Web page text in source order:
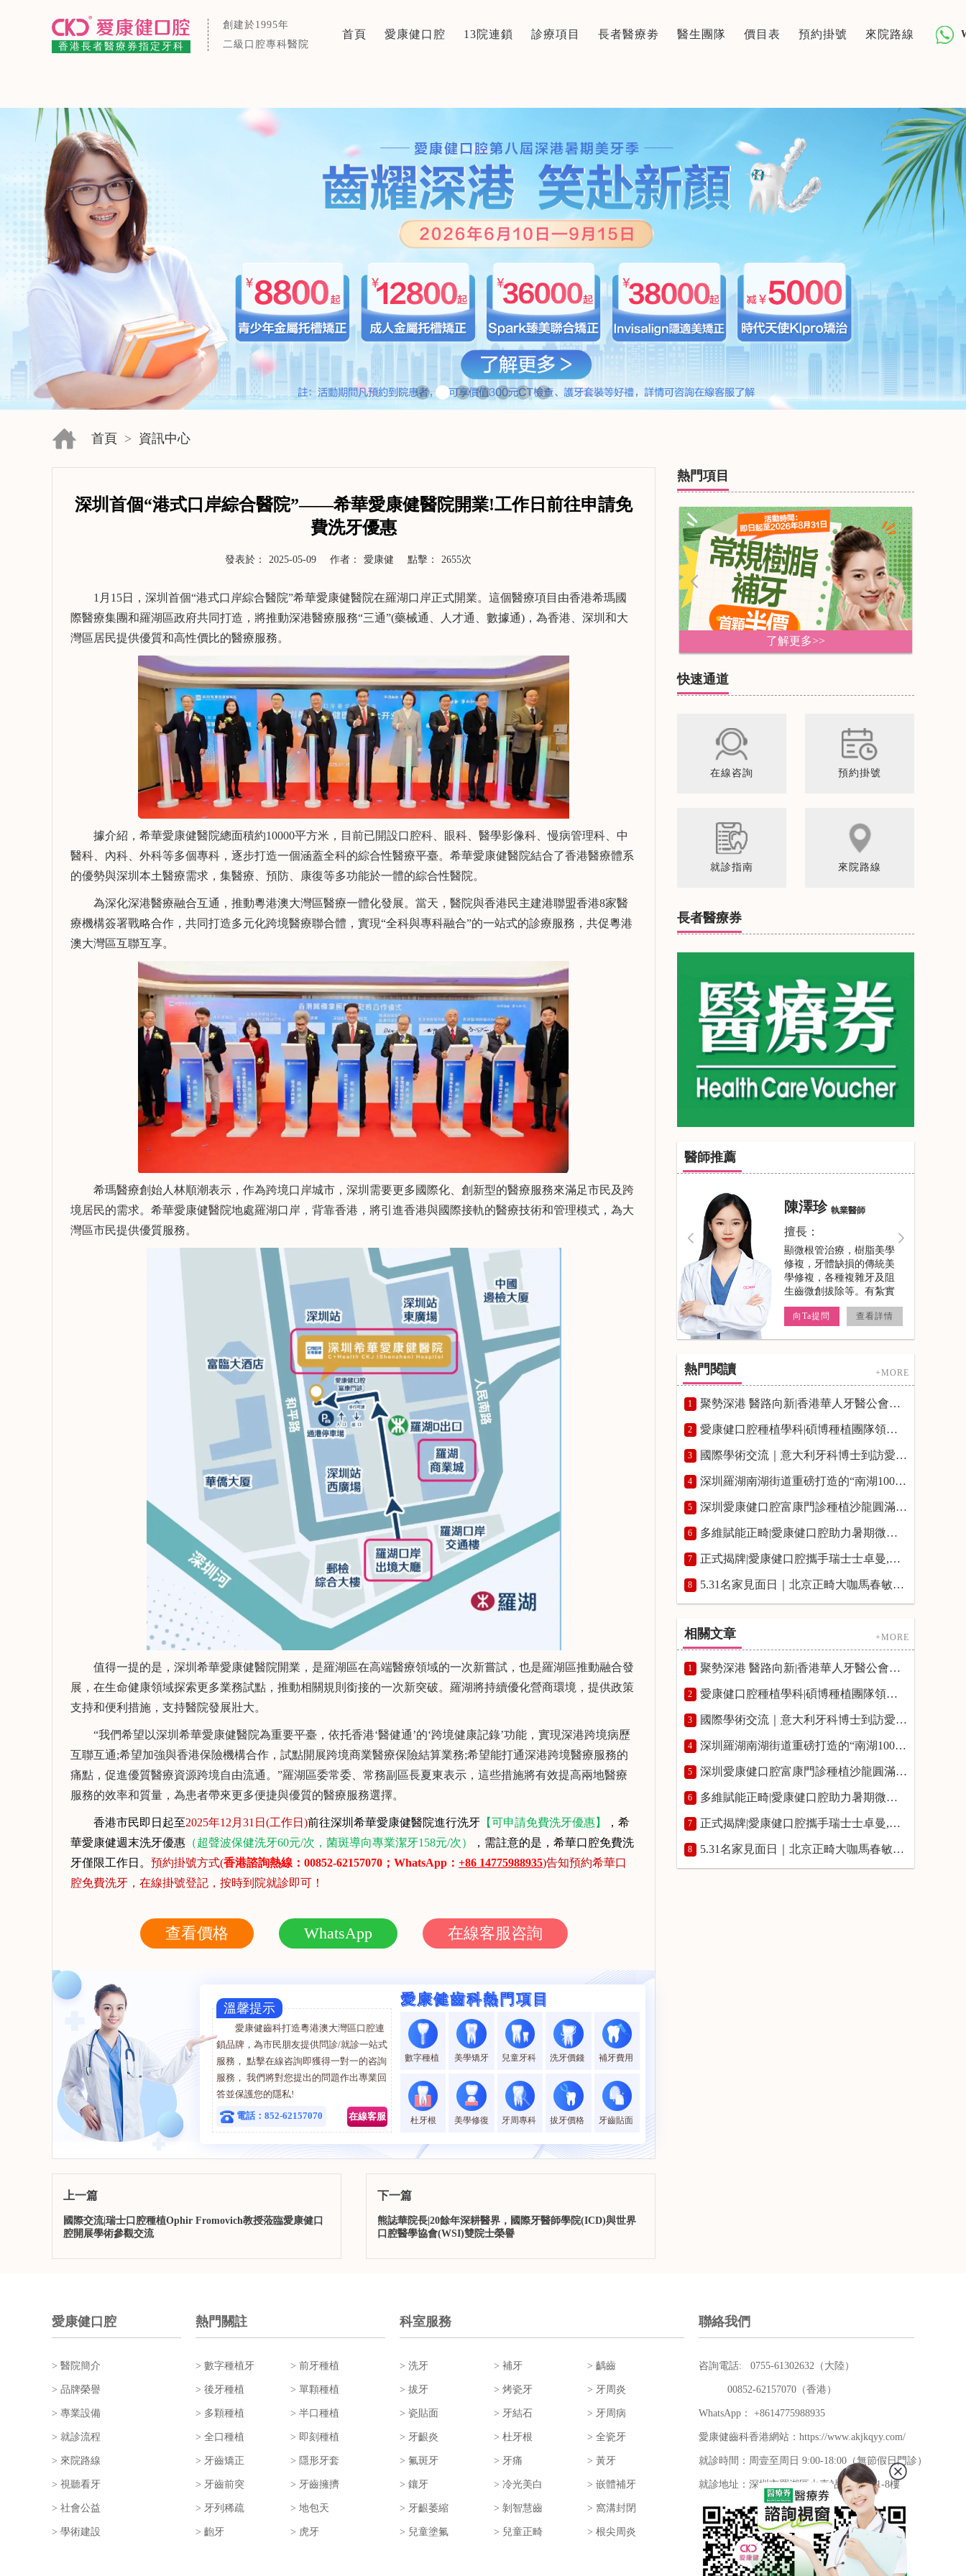
創建於1995年
二級口腔專科醫院
香港長者醫療券指定牙科
首頁 愛康健口腔 13院連鎖 診療項目 長者醫療劵 醫生團隊 價目表 預約掛號 來院路線
首頁 > 資訊中心
深圳首個“港式口岸綜合醫院”——希華愛康健醫院開業!工作日前往申請免
費洗牙優惠
發表於： 2025-05-09 作者： 愛康健 點擊： 2655次
1月15日，深圳首個“港式口岸綜合醫院”希華愛康健醫院在羅湖口岸正式開業。這個醫療項目由香港希瑪國
際醫療集團和羅湖區政府共同打造，將推動深港醫療服務“三通”(藥械通、人才通、數據通)，為香港、深圳和大
灣區居民提供優質和高性價比的醫療服務。
據介紹，希華愛康健醫院總面積約10000平方米，目前已開設口腔科、眼科、醫學影像科、慢病管理科、中
醫科、內科、外科等多個專科，逐步打造一個涵蓋全科的綜合性醫療平臺。希華愛康健醫院結合了香港醫療體系
的優勢與深圳本土醫療需求，集醫療、預防、康復等多功能於一體的綜合性醫院。
為深化深港醫療融合互通，推動粵港澳大灣區醫療一體化發展。當天，醫院與香港民主建港聯盟香港8家醫
療機構簽署戰略合作，共同打造多元化跨境醫療聯合體，實現“全科與專科融合”的一站式的診療服務，共促粵港
澳大灣區互聯互享。
希瑪醫療創始人林順潮表示，作為跨境口岸城市，深圳需要更多國際化、創新型的醫療服務來滿足市民及跨
境居民的需求。希華愛康健醫院地處羅湖口岸，背靠香港，將引進香港與國際接軌的醫療技術和管理模式，為大
灣區市民提供優質服務。
值得一提的是，深圳希華愛康健醫院開業，是羅湖區在高端醫療領域的一次新嘗試，也是羅湖區推動融合發
展，在生命健康領域探索更多業務試點，推動相關規則銜接的一次新突破。羅湖將持續優化營商環境，提供政策
支持和便利措施，支持醫院發展壯大。
“我們希望以深圳希華愛康健醫院為重要平臺，依托香港‘醫健通’的‘跨境健康記錄’功能，實現深港跨境病歷
互聯互通;希望加強與香港保險機構合作，試點開展跨境商業醫療保險結算業務;希望能打通深港跨境醫療服務的
痛點，促進優質醫療資源跨境自由流通。”羅湖區委常委、常務副區長夏東表示，這些措施將有效提高兩地醫療
服務的效率和質量，為患者帶來更多便捷與優質的醫療服務選擇。
香港市民即日起至2025年12月31日(工作日)前往深圳希華愛康健醫院進行洗牙 【可申請免費洗牙優惠】
，希
華愛康健週末洗牙優惠 （超聲波保健洗牙60元/次，菌斑導向專業潔牙158元/次）
，需註意的是，希華口腔免費洗
牙僅限工作日。 預約掛號方式(香港諮詢熱線：00852-62157070 ；WhatsApp： +86 14775988935)告知預約希華口
腔免費洗牙，在線掛號登記，按時到院就診即可！
查看價格 WhatsApp 在線客服咨詢
溫馨提示
愛康健齒科打造粵港澳大灣區口腔連
鎖品牌，為市民朋友提供問診/就診一站式
服務， 點擊在線咨詢即獲得一對一的咨詢
服務， 我們將對您提出的問題作出專業回
答並保護您的隱私!
電話：852-62157070
在線客服
愛康健齒科熱門項目
愛康健齒科熱門項目
數字種植 美學矯牙 兒童牙科 洗牙價錢 補牙費用
杜牙根 美學修復 牙周專科 拔牙價格 牙齒貼面
上一篇
國際交流|瑞士口腔種植Ophir Fromovich教授蒞臨愛康健口
腔開展學術參觀交流
下一篇
熊誌華院長|20餘年深耕醫界，國際牙醫師學院(ICD)與世界
口腔醫學協會(WSI)雙院士榮譽
熱門項目
了解更多>> 了解更多>> 了解更多>>
快速通道
在線咨詢 預約掛號
就診指南 來院路線
長者醫療券
醫師推薦
賴雨柔 執業醫師 口腔醫學學士 謝松春 執業醫師 全科醫師
成人口腔常見病的診治、
顯微根管治療、前牙貼面
修複、微創及數字化種
植、複雜智齒拔除及各類
牙齒的固定和活動修複。
向Ta提問 查看詳情
陳澤珍 執業醫師
顯微根管治療，樹脂美學
爲患者設計全面及合理的
治療方案。
閻壯壯 執業醫師
擅長：
牙齒美學修複，牙體牙髓
疾病，美學樹脂修複、活
動牙，烤瓷牙，根管治
療，牙齒冷光美白。
向Ta提問 查看詳情
熱門閱讀 +MORE
1 聚勢深港 醫路向新|香港華人牙醫公會牙科專題講座在愛康健富亨口腔門診舉辦
2 愛康健口腔種植學科|碩博種植團隊領銜，築牢高品質種牙服務
3 國際學術交流｜意大利牙科博士到訪愛康健口腔開展種植學術研討
4 深圳羅湖南湖街道重磅打造的“南湖100”品牌發布會|愛康健口腔入選“南湖100”優質品牌榜單並授牌
5 深圳愛康健口腔富康門診種植沙龍圓滿舉辦,瑞士士卓曼正式授予愛康健富康門診“士卓曼鑽石合作夥伴”資質
6 多維賦能正畸|愛康健口腔助力暑期微笑煥新!愛康健口腔熊國平博士箍牙費用8800~12800元起
7 正式揭牌|愛康健口腔攜手瑞士士卓曼,共啟口腔種植學術研修新平臺
8 5.31名家見面日｜北京正畸大咖馬春敏院長親臨愛康健口腔，預約通道開啟！
相關文章 +MORE
1 聚勢深港 醫路向新|香港華人牙醫公會牙科專題講座在愛康健富亨口腔門診舉辦
2 愛康健口腔種植學科|碩博種植團隊領銜，築牢高品質種牙服務
3 國際學術交流｜意大利牙科博士到訪愛康健口腔開展種植學術研討
4 深圳羅湖南湖街道重磅打造的“南湖100”品牌發布會|愛康健口腔入選“南湖100”優質品牌榜單並授牌
5 深圳愛康健口腔富康門診種植沙龍圓滿舉辦,瑞士士卓曼正式授予愛康健富康門診“士卓曼鑽石合作夥伴”資質
6 多維賦能正畸|愛康健口腔助力暑期微笑煥新!愛康健口腔熊國平博士箍牙費用8800~12800元起
7 正式揭牌|愛康健口腔攜手瑞士士卓曼,共啟口腔種植學術研修新平臺
8 5.31名家見面日｜北京正畸大咖馬春敏院長親臨愛康健口腔，預約通道開啟！
愛康健口腔
> 醫院簡介
> 品牌榮譽
> 專業設備
> 就診流程
> 來院路線
> 視聽看牙
> 社會公益
> 學術建設
熱門關註
> 數字種植牙 > 前牙種植
> 後牙種植 > 單顆種植
> 多顆種植 > 半口種植
> 全口種植 > 即刻種植
> 牙齒矯正 > 隱形牙套
> 牙齒前突 > 牙齒擁擠
> 牙列稀疏 > 地包天
> 齙牙 > 虎牙
科室服務
> 洗牙 > 補牙 > 齲齒
> 拔牙 > 烤瓷牙 > 牙周炎
> 瓷貼面 > 牙結石 > 牙周病
> 牙齦炎 > 杜牙根 > 全瓷牙
> 氟斑牙 > 牙痛 > 黃牙
> 鑲牙 > 冷光美白 > 嵌體補牙
> 牙齦萎縮 > 剝智慧齒 > 窩溝封閉
> 兒童塗氟 > 兒童正畸 > 根尖周炎
聯絡我們
咨詢電話: 0755-61302632（大陸）
00852-62157070（香港）
WhatsApp： +8614775988935
愛康健齒科香港網站：https://www.akjkqyy.com/
就診時間：周壹至周日 9:00-18:00（無節假日門診）
就診地址：深圳市羅湖區火車站大廈C區1-8樓